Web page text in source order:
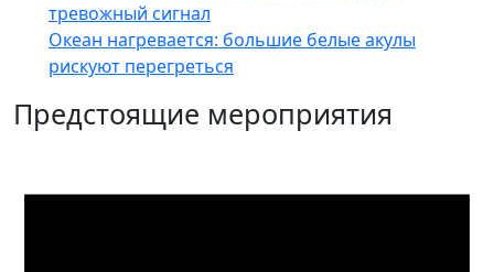
тревожный сигнал
Океан нагревается: большие белые акулы
рискуют перегреться
Предстоящие мероприятия